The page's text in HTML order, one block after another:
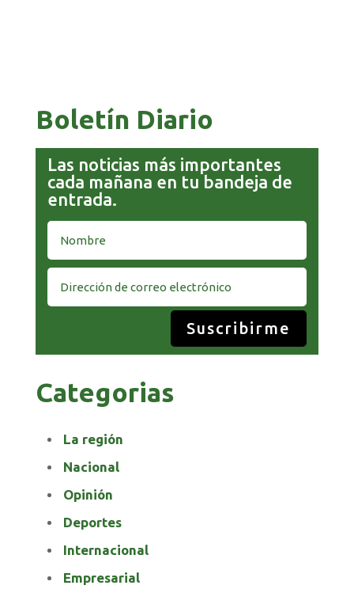
Boletín Diario
Las noticias más importantes
cada mañana en tu bandeja de
entrada.
Suscribirme
Categorias
La región
Nacional
Opinión
Deportes
Internacional
Empresarial